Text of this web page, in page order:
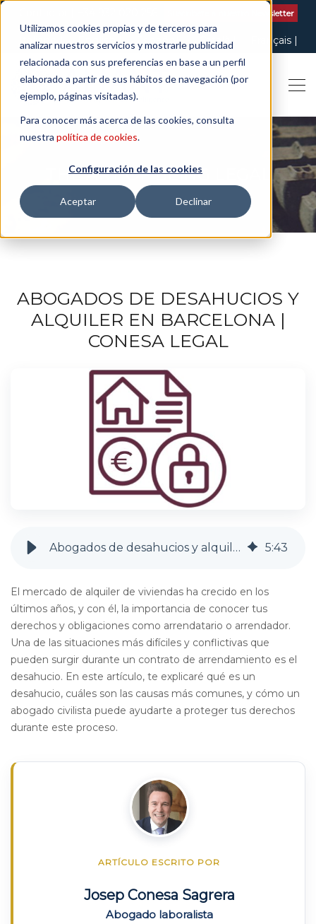
Utilizamos cookies propias y de terceros para
analizar nuestros servicios y mostrarle publicidad
relacionada con sus preferencias en base a un perfil
elaborado a partir de sus hábitos de navegación (por
ejemplo, páginas visitadas).
Para conocer más acerca de las cookies, consulta
nuestra política de cookies.
Configuración de las cookies
Aceptar Declinar
Suscribete a nuestro Newsletter
Español Català
English Français
Italiano
THE ART OF BEING LEGAL
ABOGADOS DE DESAHUCIOS Y
ALQUILER EN BARCELONA |
CONESA LEGAL
Abogados de desahucios y alquiler en Barcelona | Conesa Legal 5:43
El mercado de alquiler de viviendas ha crecido en los
últimos años, y con él, la importancia de conocer tus
derechos y obligaciones como arrendatario o arrendador.
Una de las situaciones más difíciles y conflictivas que
pueden surgir durante un contrato de arrendamiento es el
desahucio. En este artículo, te explicaré qué es un
desahucio, cuáles son las causas más comunes, y cómo un
abogado civilista puede ayudarte a proteger tus derechos
durante este proceso.
ARTÍCULO ESCRITO POR
Josep Conesa Sagrera
Abogado laboralista